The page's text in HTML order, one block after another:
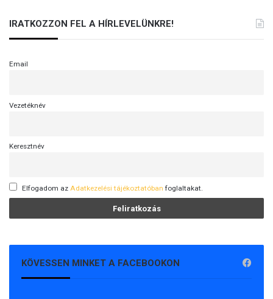
IRATKOZZON FEL A HÍRLEVELÜNKRE!
Email
Vezetéknév
Keresztnév
Elfogadom az Adatkezelési tájékoztatóban foglaltakat.
KÖVESSEN MINKET A FACEBOOKON